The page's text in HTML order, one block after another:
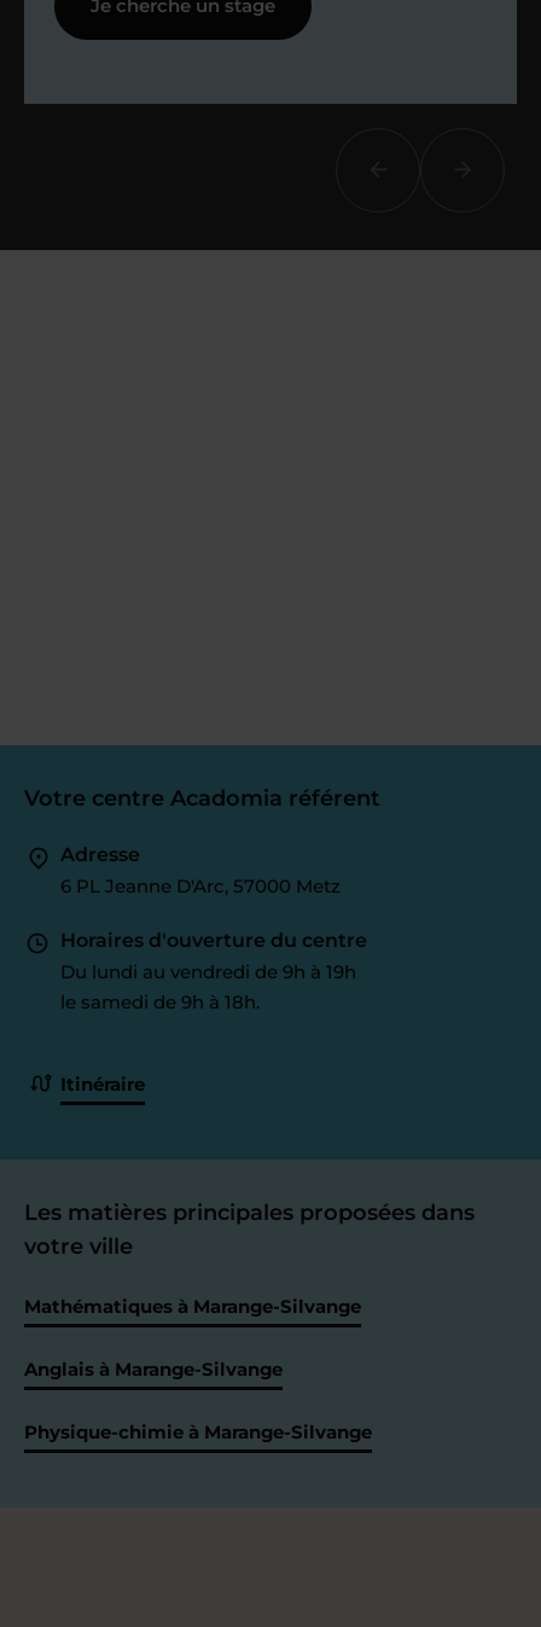
réalisés, votre enseignant et moi-
même vous proposons des points et
Je cherche un stage
Votre centre Acadomia référent
Adresse
6 PL Jeanne D'Arc, 57000 Metz
Horaires d'ouverture du centre
Du lundi au vendredi de 9h à 19h
le samedi de 9h à 18h.
Itinéraire
Les matières principales proposées dans
votre ville
Mathématiques à Marange-Silvange
Anglais à Marange-Silvange
Physique-chimie à Marange-Silvange